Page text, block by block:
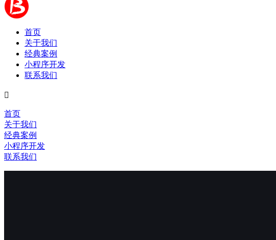
首页
关于我们
经典案例
小程序开发
联系我们

首页
关于我们
经典案例
小程序开发
联系我们